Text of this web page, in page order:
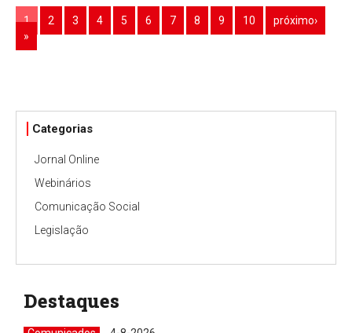
1 2 3 4 5 6 7 8 9 10
próximo›
»
Categorias
Jornal Online
Webinários
Comunicação Social
Legislação
Destaques